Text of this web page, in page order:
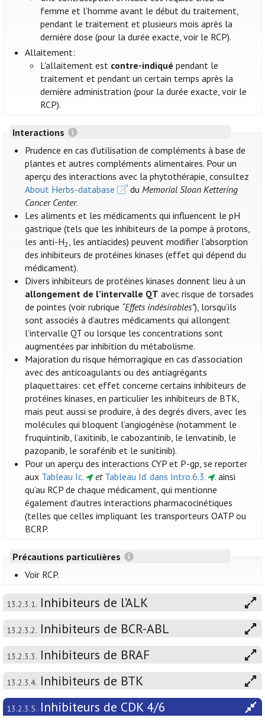
femme et l’homme avant le début du traitement,
pendant le traitement et plusieurs mois après la
dernière dose (pour la durée exacte, voir le RCP).
Allaitement:
L'allaitement est contre-indiqué pendant le
traitement et pendant un certain temps après la
dernière administration (pour la durée exacte, voir le
RCP).
Interactions
Prudence en cas d'utilisation de compléments à base de
plantes et autres compléments alimentaires. Pour un
aperçu des interactions avec la phytothérapie, consultez
About Herbs-database
duMemorial Sloan Kettering
Cancer Center.
Les aliments et les médicaments qui influencent le pH
gastrique (tels que les inhibiteurs de la pompe à protons,
les anti-H2, les antiacides) peuvent modifier l'absorption
des inhibiteurs de protéines kinases (effet qui dépend du
médicament).
Divers inhibiteurs de protéines kinases donnent lieu à un
allongement de l’intervalle QT avec risque de torsades
de pointes (voir rubrique “Effets indésirables”), lorsqu’ils
sont associés à d’autres médicaments qui allongent
l’intervalle QT ou lorsque les concentrations sont
augmentées par inhibition du métabolisme.
Majoration du risque hémorragique en cas d’association
avec des anticoagulants ou des antiagrégants
plaquettaires: cet effet concerne certains inhibiteurs de
protéines kinases, en particulier les inhibiteurs de BTK,
mais peut aussi se produire, à des degrés divers, avec les
molécules qui bloquent l’angiogénèse (notamment le
fruquintinib, l’axitinib, le cabozantinib, le lenvatinib, le
pazopanib, le sorafénib et le sunitinib).
Pour un aperçu des interactions CYP et P-gp, se reporter
aux Tableau Ic. et Tableau Id. dans Intro.6.3.
. ainsi
qu’au RCP de chaque médicament, qui mentionne
également d'autres interactions pharmacocinétiques
(telles que celles impliquant les transporteurs OATP ou
BCRP.
Précautions particulières
Voir RCP.
13.2.3.1. Inhibiteurs de l’ALK
13.2.3.2. Inhibiteurs de BCR-ABL
13.2.3.3. Inhibiteurs de BRAF
13.2.3.4. Inhibiteurs de BTK
13.2.3.5. Inhibiteurs de CDK 4/6